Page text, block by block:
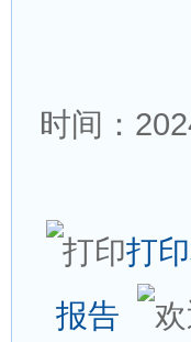
时间：
打
报告